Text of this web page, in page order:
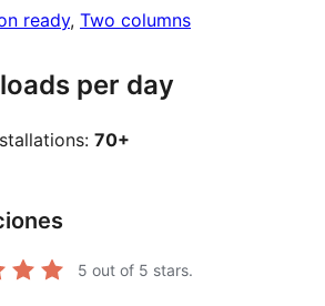
ready, Two columns
per day
70+
5 out of 5 stars.